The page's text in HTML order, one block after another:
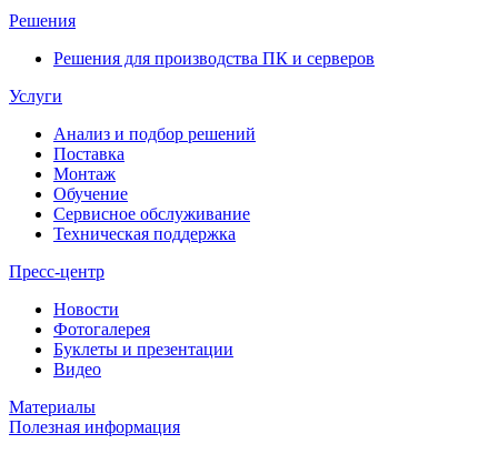
Решения
Решения для производства ПК и серверов
Услуги
Анализ и подбор решений
Поставка
Монтаж
Обучение
Сервисное обслуживание
Техническая поддержка
Пресс-центр
Новости
Фотогалерея
Буклеты и презентации
Видео
Материалы
Полезная информация